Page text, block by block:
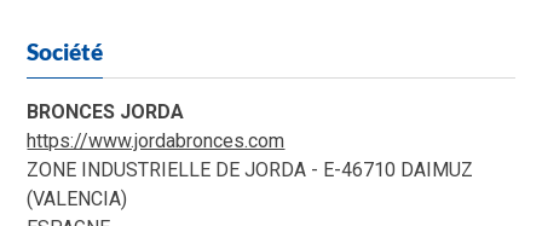
Société
BRONCES JORDA
https://www.jordabronces.com
ZONE INDUSTRIELLE DE JORDA - E-46710 DAIMUZ
(VALENCIA)